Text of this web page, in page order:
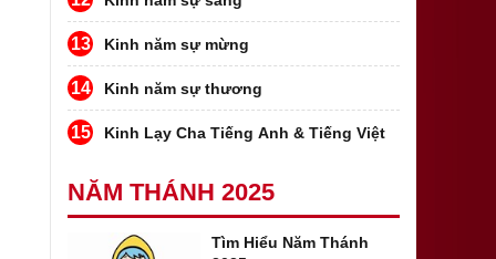
13 Kinh năm sự mừng
14 Kinh năm sự thương
15 Kinh Lạy Cha Tiếng Anh & Tiếng Việt
NĂM THÁNH 2025
Tìm Hiểu Năm Thánh